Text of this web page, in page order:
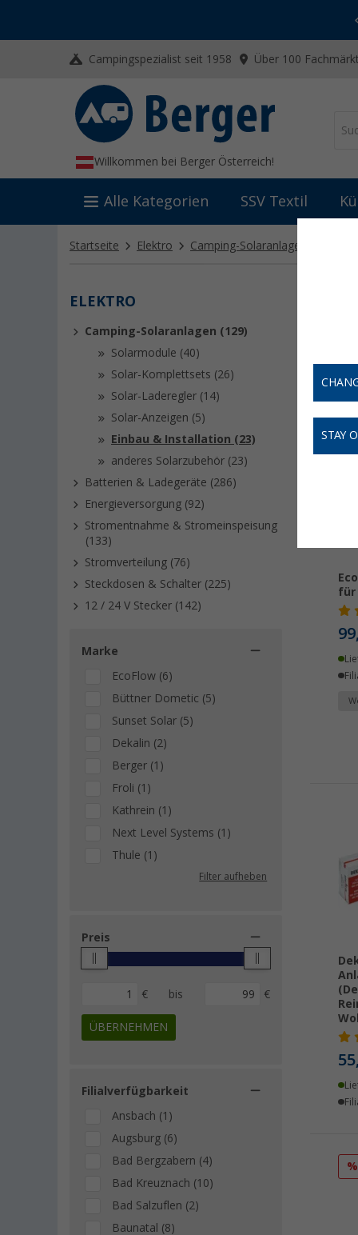
Campingspezialist seit 1958 Über 100
Willkommen bei Berger Österreich!
Alle Kategorien SSV Textil
Startseite Elektro Camping-Solaranlagen
ELEKTRO
Camping-Solaranlagen (129)
Solarmodule (40)
Solar-Komplettsets (26)
Solar-Laderegler (14)
Solar-Anzeigen (5)
Einbau & Installation (23)
anderes Solarzubehör (23)
Batterien & Ladegeräte (286)
Energieversorgung (92)
Stromentnahme & Stromeinspeisung
(133)
Stromverteilung (76)
Steckdosen & Schalter (225)
12 / 24 V Stecker (142)
Marke
EcoFlow (6)
Büttner Dometic (5)
Sunset Solar (5)
Dekalin (2)
Berger (1)
Froli (1)
Kathrein (1)
Next Level Systems (1)
Thule (1)
Filter aufheben
Preis
€ bis €
ÜBERNEHMEN
Filialverfügbarkeit
Ansbach (1)
Augsburg (6)
Bad Bergzabern (4)
Bad Kreuznach (10)
Bad Salzuflen (2)
Baunatal (8)
deine
für
55,
%
STAY